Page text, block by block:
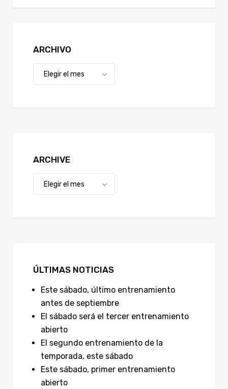
ARCHIVO
ARCHIVE
ÚLTIMAS NOTICIAS
Este sábado, último entrenamiento
antes de septiembre
El sábado será el tercer entrenamiento
abierto
El segundo entrenamiento de la
temporada, este sábado
Este sábado, primer entrenamiento
abierto